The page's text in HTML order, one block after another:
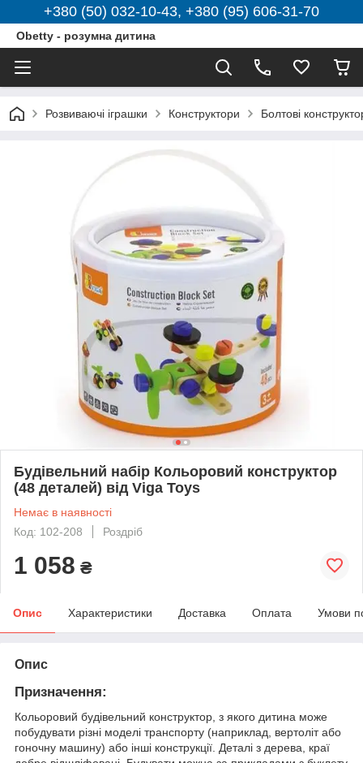
+380 (50) 032-10-43, +380 (95) 606-31-70
Obetty - розумна дитина
Розвиваючі іграшки Конструктори Болтові
Будівельний набір Кольоровий конструктор
(48 деталей) від Viga Toys
Немає в наявності
Код: 102-208
Роздріб
1 058 ₴
Опис Характеристики Доставка Оплата Умови
Опис
Призначення:
Кольоровий будівельний конструктор, з якого дитина може
побудувати різні моделі транспорту (наприклад, вертоліт або
гоночну машину) або інші конструкції. Деталі з дерева, краї